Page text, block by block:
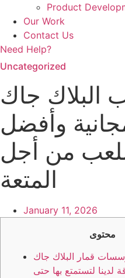
Product
Our Work
Contact Us
Need Help?
Uncategorized
البلاك جاك
وأفضل
للعب من أجل
المتعة
January 11, 2026
محتوى
قمار البلاك جاك
لدينا لتستمتع بها حتى